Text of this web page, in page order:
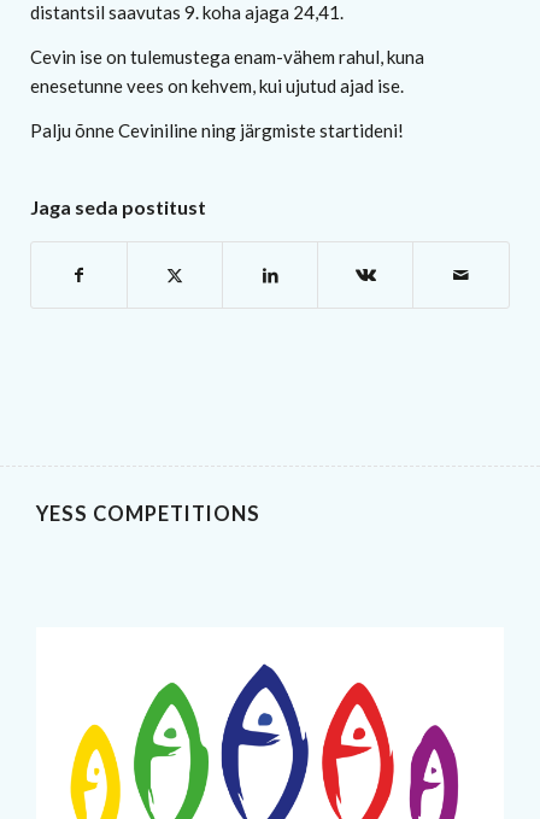
distantsil saavutas 9. koha ajaga 24,41.
Cevin ise on tulemustega enam-vähem rahul, kuna
enesetunne vees on kehvem, kui ujutud ajad ise.
Palju õnne Ceviniline ning järgmiste startideni!
Jaga seda postitust
YESS COMPETITIONS